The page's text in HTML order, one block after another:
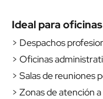
Ideal para
> Despachos
> Oficinas
> Salas de reuniones
> Zonas de atención